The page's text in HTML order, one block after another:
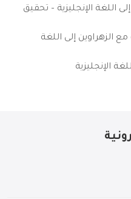
اللغة الإنجليزية – تحقيق
الزهراوين إلى اللغة
الإنجليزية